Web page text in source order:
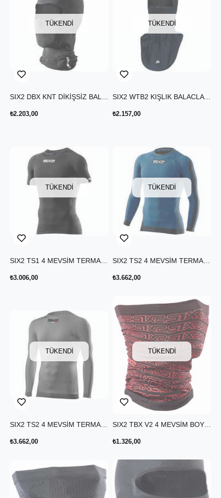
TÜKENDI
₺2.203,00
TÜKENDI
SIX2 WTB2 KIŞLIK BALACLAVA SİYAH
₺2.157,00
TÜKENDI
₺3.006,00
TÜKENDI
₺3.662,00
TÜKENDI
₺3.662,00
TÜKENDI
₺1.326,00